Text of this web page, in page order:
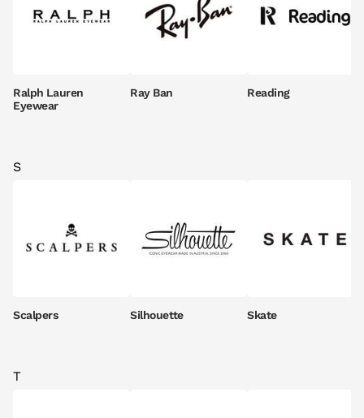
Ralph Lauren
Eyewear
Ray Ban Reading
S
Scalpers Silhouette Skate
T